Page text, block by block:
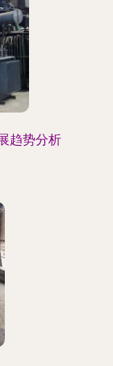
趋势分析